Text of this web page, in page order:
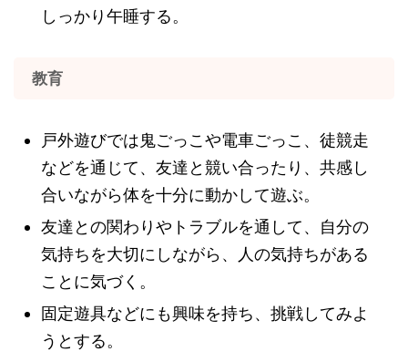
しっかり午睡する。
教育
戸外遊びでは鬼ごっこや電車ごっこ、徒競走
などを通じて、友達と競い合ったり、共感し
合いながら体を十分に動かして遊ぶ。
友達との関わりやトラブルを通して、自分の
気持ちを大切にしながら、人の気持ちがある
ことに気づく。
固定遊具などにも興味を持ち、挑戦してみよ
うとする。